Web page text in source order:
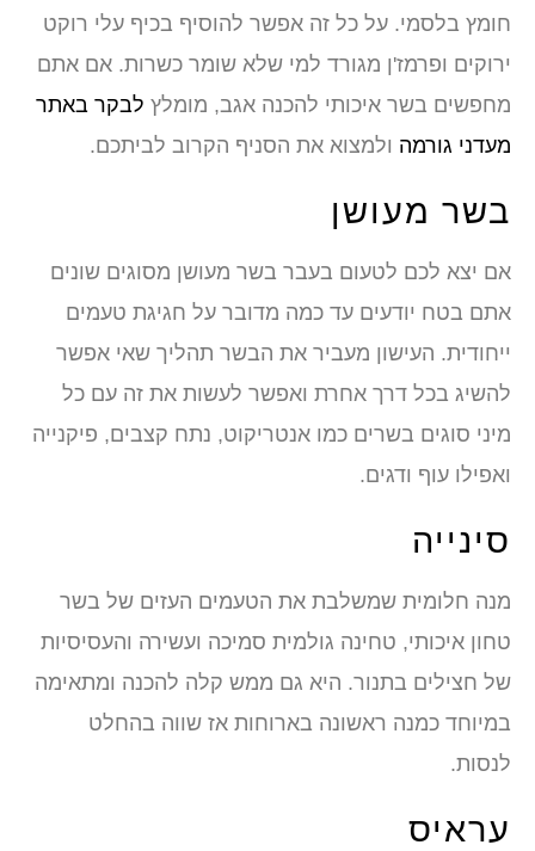
חומץ בלסמי. על כל זה אפשר להוסיף בכיף עלי רוקט
ירוקים ופרמז'ן מגורד למי שלא שומר כשרות. אם אתם
מחפשים בשר איכותי להכנה אגב, מומלץ לבקר באתר
מעדני גורמה ולמצוא את הסניף הקרוב לביתכם.
בשר מעושן
אם יצא לכם לטעום בעבר בשר מעושן מסוגים שונים
אתם בטח יודעים עד כמה מדובר על חגיגת טעמים
ייחודית. העישון מעביר את הבשר תהליך שאי אפשר
להשיג בכל דרך אחרת ואפשר לעשות את זה עם כל
מיני סוגים בשרים כמו אנטריקוט, נתח קצבים, פיקנייה
ואפילו עוף ודגים.
סינייה
מנה חלומית שמשלבת את הטעמים העזים של בשר
טחון איכותי, טחינה גולמית סמיכה ועשירה והעסיסיות
של חצילים בתנור. היא גם ממש קלה להכנה ומתאימה
במיוחד כמנה ראשונה בארוחות אז שווה בהחלט
לנסות.
עראיס